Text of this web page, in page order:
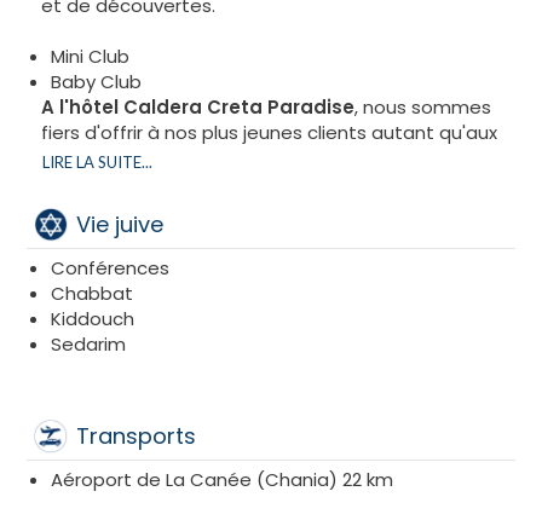
et de découvertes.
Mini Club
Baby Club
A l'hôtel Caldera Creta Paradise, nous sommes
fiers d'offrir à nos plus jeunes clients autant qu'aux
adultes des installations dédiées pour les enfants
LIRE LA SUITE...
Vie juive
Conférences
Chabbat
Kiddouch
Sedarim
Transports
Aéroport de La Canée (Chania) 22 km